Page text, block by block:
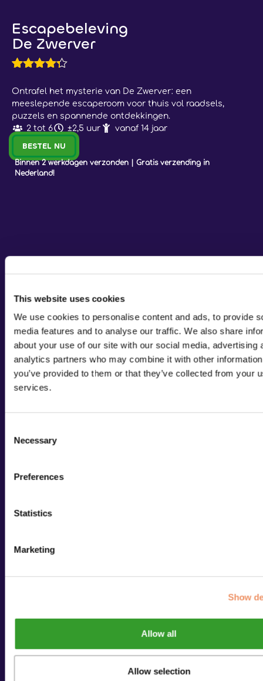
This website uses cookies
We use cookies to personalise content and ads, to provide
media features and to analyse our traffic. We also share
about your use of our site with our social media, advertising
analytics partners who may combine it with other
you’ve provided to them or that they’ve collected from your
services.
Selection
Necessary
Preferences
Statistics
Marketing
Show
Allow all
Allow selection
Escapebeleving
De Zwerver
4.20op 5
gebaseerd
klantbeoordelingen
Ontrafel het mysterie van De Zwerver: een
meeslepende escaperoom voor thuis vol raadsels,
puzzels en spannende ontdekkingen.
2 tot 6
±2,5 uur vanaf 14 jaar
BESTEL NU
Binnen 2 werkdagen verzonden | Gratis verzending in
Nederland!